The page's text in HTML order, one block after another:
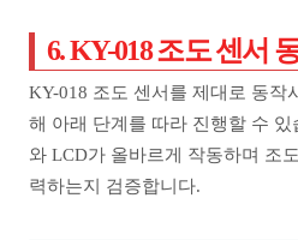
6. KY-018 조도 센서
KY-018 조도 센서를 제대로 동작
해 아래 단계를 따라 진행할 수
와 LCD가 올바르게 작동하며 조
력하는지 검증합니다.